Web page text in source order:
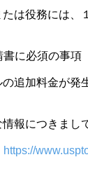
たは役務には、
書に必須の事項
の追加料金が発
報につきまし
https://